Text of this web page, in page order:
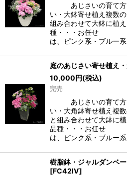
あじさいの育て方
い・大鉢寄せ植え複数
組み合わせて大鉢に植
種・・・お任せ
は、ピンク系・ブルー
庭のあじさい寄せ植え
10,000円(税込)
完売
あじさいの育て方
い・大角鉢寄せ植え複
と組み合わせて大鉢に
品種・・・お任
は、ピンク系・ブルー
樹脂鉢・ジャルダンベ
[FC42IV]